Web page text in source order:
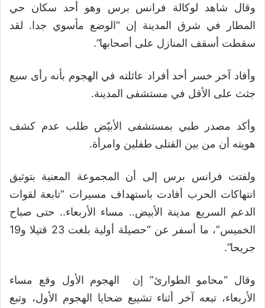
وقال شاهد لوكالة فرانس برس وهو أحد سكان حي
المطار في شرق المدينة إن “الوضع مأسوي جدا. لقد
سقطت أسقف المنازل على أصحابها”.
وأفاد آخر خسر أحد أفراد عائلته في الهجوم بأنه رأى سبع
جثث على الأقل في مستشفى المدينة.
وأكد مصدر طبي بمستشفى الأبيّض طلب عدم كشف
هويته أن من بين القتلى طفلين وامرأة.
ولفتت فرانس برس إلى أن المجموعة المعنية بتوثيق
انتهاكات الحرب أفادت باستهداف مسيرات “تابعة لقوات
الدعم السريع مدينة الأبيض.. مساء الأربعاء.. حتى صباح
الخميس”، ما أسفر عن “حصيلة أولية بلغت 23 قتيلا و19
جريحا”.
وقال “محامو الطوارئ” إن الهجوم الأول وقع مساء
الأربعاء، تبعه آخر أثناء تشييع ضحايا الهجوم الأول، وتبع